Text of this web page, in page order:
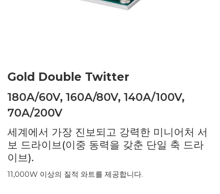
Gold Double Twitter
180A/60V, 160A/80V, 140A/100V,
70A/200V
세계에서 가장 진보되고 강력한 미니어처 서
보 드라이브(이중 동력을 갖춘 단일 축 드라
이브).
11,000W 이상의 질적 와트를 제공합니다.